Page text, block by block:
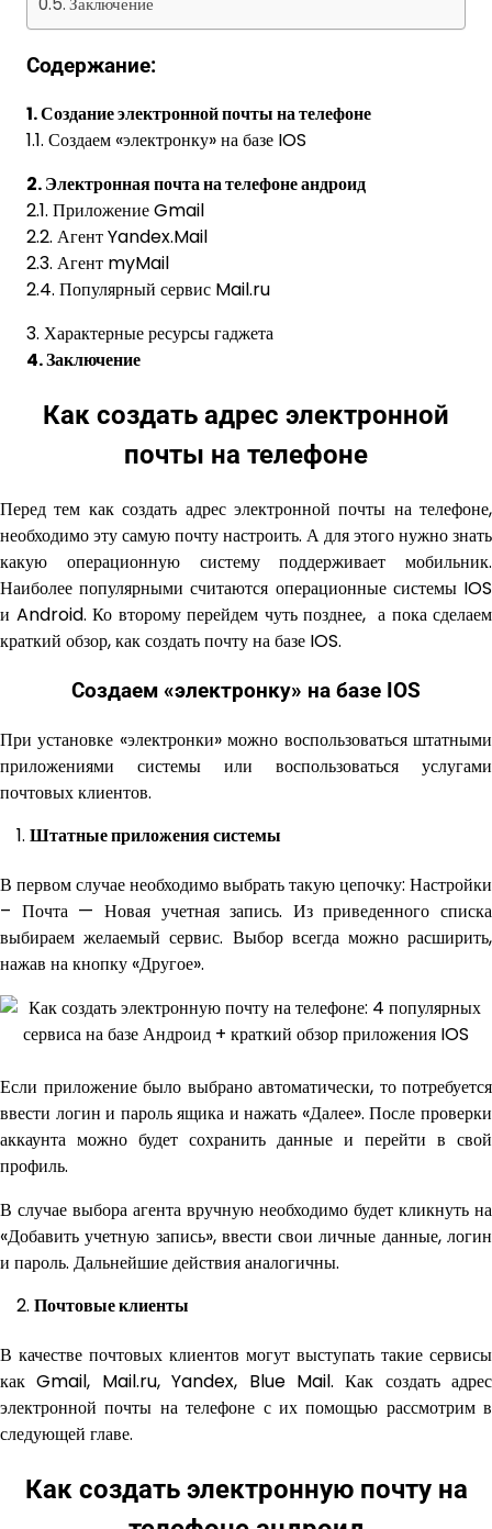
Содержание:
1. Создание электронной почты на телефоне
1.1. Создаем «электронку» на базе IOS
2. Электронная почта на телефоне андроид
2.1. Приложение Gmail
2.2. Агент Yandex.Mail
2.3. Агент myMail
2.4. Популярный сервис Mail.ru
3. Характерные ресурсы гаджета
4. Заключение
Как создать адрес электронной
почты на телефоне
Перед тем как создать адрес электронной почты на телефоне,
необходимо эту самую почту настроить. А для этого нужно знать
какую операционную систему поддерживает мобильник.
Наиболее популярными считаются операционные системы IOS
и Android. Ко второму перейдем чуть позднее, а пока сделаем
краткий обзор, как создать почту на базе IOS.
Создаем «электронку» на базе IOS
При установке «электронки» можно воспользоваться штатными
приложениями системы или воспользоваться услугами
почтовых клиентов.
Штатные приложения системы
В первом случае необходимо выбрать такую цепочку: Настройки
– Почта — Новая учетная запись. Из приведенного списка
выбираем желаемый сервис. Выбор всегда можно расширить,
нажав на кнопку «Другое».
Если приложение было выбрано автоматически, то потребуется
ввести логин и пароль ящика и нажать «Далее». После проверки
аккаунта можно будет сохранить данные и перейти в свой
профиль.
В случае выбора агента вручную необходимо будет кликнуть на
«Добавить учетную запись», ввести свои личные данные, логин
и пароль. Дальнейшие действия аналогичны.
Почтовые клиенты
В качестве почтовых клиентов могут выступать такие сервисы
как Gmail, Mail.ru, Yandex, Blue Mail. Как создать адрес
электронной почты на телефоне с их помощью рассмотрим в
следующей главе.
Как создать электронную почту на